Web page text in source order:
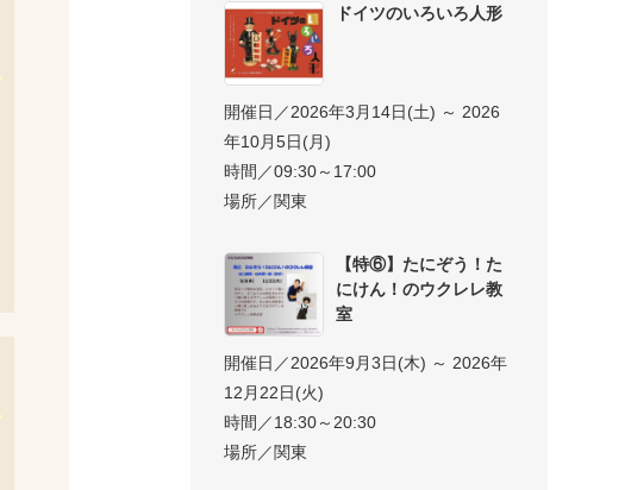
ドイツのいろいろ人形
開催日／2026年3月14日(土) ～ 2026
年10月5日(月)
時間／09:30～17:00
場所／関東
【特⑥】たにぞう！た
にけん！のウクレレ教
室
開催日／2026年9月3日(木) ～ 2026年
12月22日(火)
時間／18:30～20:30
場所／関東